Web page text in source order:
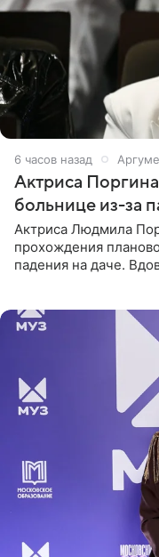
6 часов назад
Актриса
больнице из-за
Актриса Людмила
прохождения
падения на даче.